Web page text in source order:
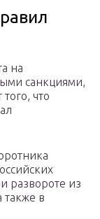
на
санкциями,
что
развороте из
также в